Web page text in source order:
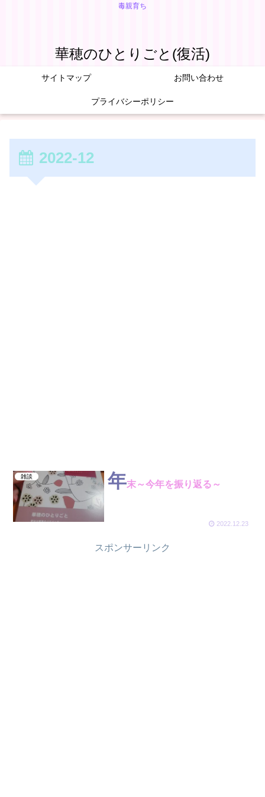
毒親育ち
華穂のひとりごと(復活)
サイトマップ お問い合わせ
プライバシーポリシー
2022-12
雑談 年末～今年を振り返る～
2022.12.23
スポンサーリンク